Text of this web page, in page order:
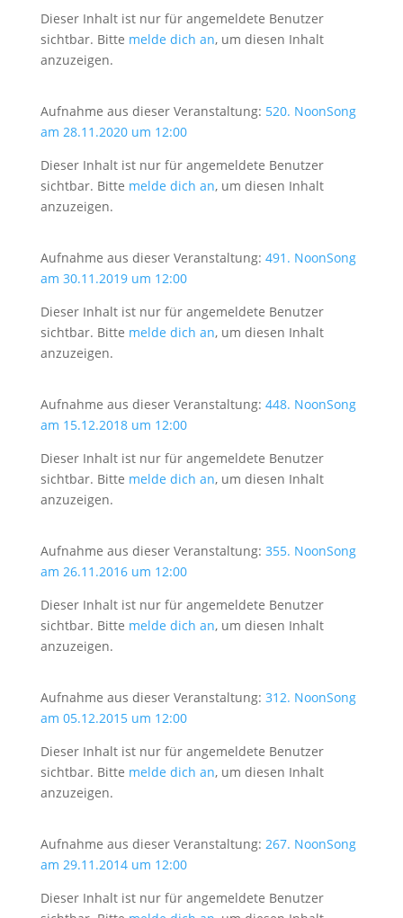
Dieser Inhalt ist nur für angemeldete Benutzer
sichtbar. Bitte melde dich an, um diesen Inhalt
anzuzeigen.
Aufnahme aus dieser Veranstaltung: 520. NoonSong
am 28.11.2020 um 12:00
Dieser Inhalt ist nur für angemeldete Benutzer
sichtbar. Bitte melde dich an, um diesen Inhalt
anzuzeigen.
Aufnahme aus dieser Veranstaltung: 491. NoonSong
am 30.11.2019 um 12:00
Dieser Inhalt ist nur für angemeldete Benutzer
sichtbar. Bitte melde dich an, um diesen Inhalt
anzuzeigen.
Aufnahme aus dieser Veranstaltung: 448. NoonSong
am 15.12.2018 um 12:00
Dieser Inhalt ist nur für angemeldete Benutzer
sichtbar. Bitte melde dich an, um diesen Inhalt
anzuzeigen.
Aufnahme aus dieser Veranstaltung: 355. NoonSong
am 26.11.2016 um 12:00
Dieser Inhalt ist nur für angemeldete Benutzer
sichtbar. Bitte melde dich an, um diesen Inhalt
anzuzeigen.
Aufnahme aus dieser Veranstaltung: 312. NoonSong
am 05.12.2015 um 12:00
Dieser Inhalt ist nur für angemeldete Benutzer
sichtbar. Bitte melde dich an, um diesen Inhalt
anzuzeigen.
Aufnahme aus dieser Veranstaltung: 267. NoonSong
am 29.11.2014 um 12:00
Dieser Inhalt ist nur für angemeldete Benutzer